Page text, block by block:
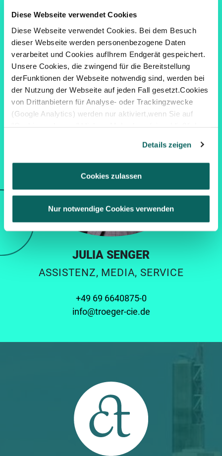
Diese Webseite verwendet Cookies
Diese Webseite verwendet Cookies. Bei dem Besuch
dieser Webseite werden personenbezogene Daten
verarbeitet und Cookies aufIhrem Endgerät gespeichert.
Unsere Cookies, die zwingend für die Bereitstellung
derFunktionen der Webseite notwendig sind, werden bei
der Nutzung der Webseite auf jeden Fall gesetzt.Cookies
von Drittanbietern für Analyse- oder Trackingzwecke
(Google Analytics) werden nur aktiviert,wenn Sie auf
Datenschutzerklärung—
Impressum.
Details zeigen
Cookies zulassen
Nur notwendige Cookies verwenden
JULIA SENGER
ASSISTENZ, MEDIA, SERVICE
+49 69 6640875-0
info@troeger-cie.de